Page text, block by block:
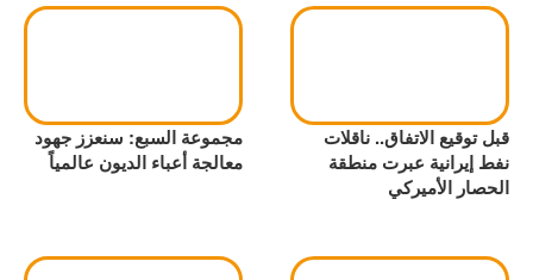
قبل توقيع الاتفاق.. ناقلات
نفط إيرانية عبرت منطقة
الحصار الأميركي
مجموعة السبع: سنعزز جهود
معالجة أعباء الديون عالمياً